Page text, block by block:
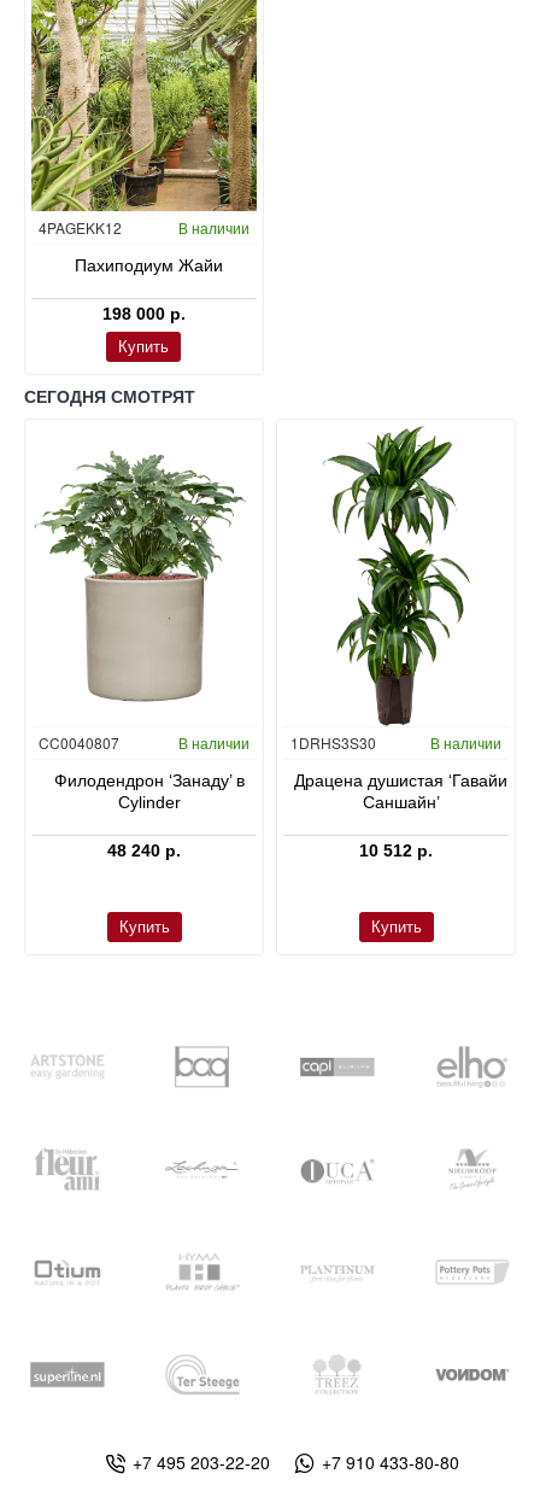
4PAGEKK12 В наличии
Пахиподиум Жайи
198 000 р.
Купить
СЕГОДНЯ СМОТРЯТ
CC0040807 В наличии
Филодендрон ‘Занаду’ в
Cylinder
48 240 р.
Купить
Гидропоника
1DRHS3S30 В наличии
Драцена душистая ‘Гавайи
Саншайн’
10 512 р.
Купить
+7 495 203-22-20
+7 910 433-80-80